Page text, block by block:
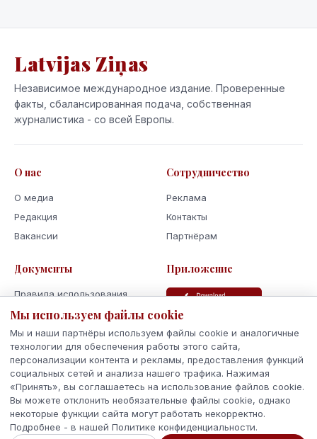
Latvijas Ziņas
Независимое международное издание. Проверенные
факты, сбалансированная подача, собственная
журналистика - со всей Европы.
О нас
О медиа
Редакция
Вакансии
Сотрудничество
Реклама
Контакты
Партнёрам
Документы
Правила использования
Политика
Использование cookie
Кодекс поведения и этики
Приложение
Мы используем файлы cookie
Мы и наши партнёры используем файлы cookie и аналогичные
технологии для обеспечения работы этого сайта,
персонализации контента и рекламы, предоставления функций
социальных сетей и анализа нашего трафика. Нажимая
«Принять», вы соглашаетесь на использование файлов cookie.
Вы можете отклонить необязательные файлы cookie, однако
некоторые функции сайта могут работать некорректно.
Подробнее - в нашей Политике конфиденциальности.